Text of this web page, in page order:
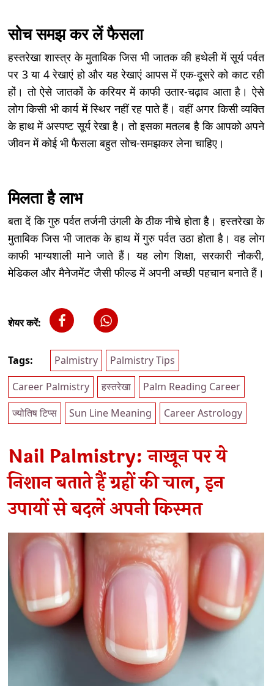
सोच समझ कर लें फैसला
हस्तरेखा शास्त्र के मुताबिक जिस भी जातक की हथेली में सूर्य पर्वत
पर 3 या 4 रेखाएं हो और यह रेखाएं आपस में एक-दूसरे को काट रही
हों। तो ऐसे जातकों के करियर में काफी उतार-चढ़ाव आता है। ऐसे
लोग किसी भी कार्य में स्थिर नहीं रह पाते हैं। वहीं अगर किसी व्यक्ति
के हाथ में अस्पष्ट सूर्य रेखा है। तो इसका मतलब है कि आपको अपने
जीवन में कोई भी फैसला बहुत सोच-समझकर लेना चाहिए।
मिलता है लाभ
बता दें कि गुरु पर्वत तर्जनी उंगली के ठीक नीचे होता है। हस्तरेखा के
मुताबिक जिस भी जातक के हाथ में गुरु पर्वत उठा होता है। वह लोग
काफी भाग्यशाली माने जाते हैं। यह लोग शिक्षा, सरकारी नौकरी,
मेडिकल और मैनेजमेंट जैसी फील्ड में अपनी अच्छी पहचान बनाते हैं।
शेयर करें:
Tags: Palmistry
Palmistry Tips
Career Palmistry
हस्तरेखा
Palm Reading Career
ज्योतिष टिप्स
Sun Line Meaning Career Astrology
Nail Palmistry: नाखून पर ये
निशान बताते हैं ग्रहों की चाल, इन
उपायों से बदलें अपनी किस्मत